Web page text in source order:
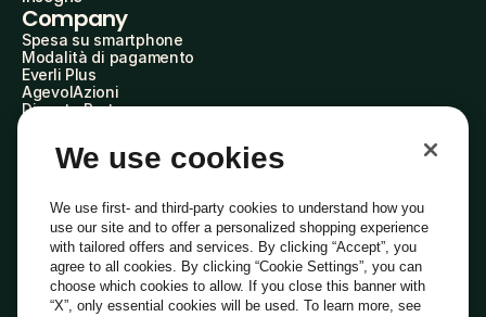
Company
Spesa su smartphone
Modalità di pagamento
Everli Plus
AgevolAzioni
Diventa Partner
Everli Shoppers
About Us
Everli News
Domande frequenti
Lavora con noi
Diventa Shopper
Investitori
PrivacyCookiePreferenze Cookie
Termini e CondizioniCodice Etico
We use cookies
We use first- and third-party cookies to understand how you
use our site and to offer a personalized shopping experience
with tailored offers and services. By clicking “Accept”, you
agree to all cookies. By clicking “Cookie Settings”, you can
choose which cookies to allow. If you close this banner with
“X”, only essential cookies will be used. To learn more, see